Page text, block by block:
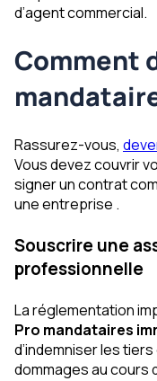
d’agent commercial.
Comment
Rassurez-vous,
Vous devez couvrir
signer un contrat
une entreprise .
Souscrire une
professionnelle
La réglementation
Pro mandataires
d’indemniser les
dommages au cours